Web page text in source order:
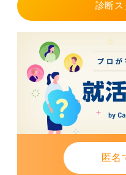
診断
匿名